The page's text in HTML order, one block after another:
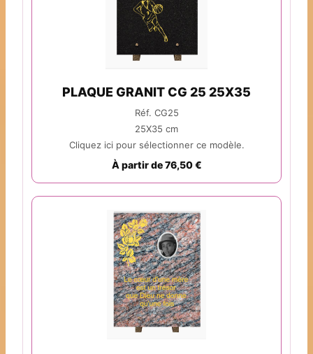
PLAQUE GRANIT CG 25 25X35
Réf. CG25
25X35 cm
Cliquez ici pour sélectionner ce modèle.
À partir de 76,50 €